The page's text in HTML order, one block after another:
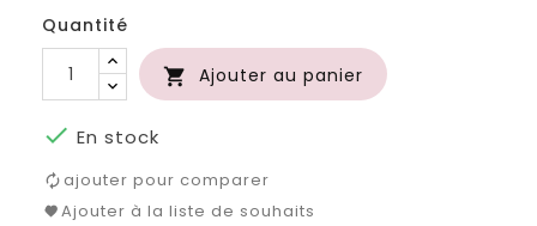
Quantité
 Ajouter au panier
 En stock
ajouter pour comparer
Ajouter à la liste de souhaits